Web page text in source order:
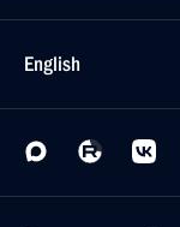
English